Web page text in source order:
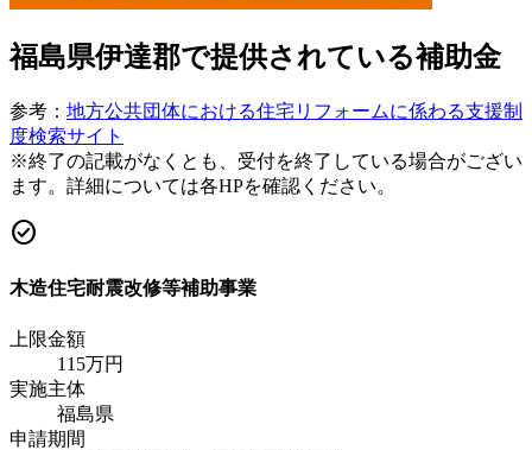
福島県伊達郡で提供されている補助金
参考： 地方公共団体における住宅リフォームに係わる支援制
度検索サイト
※終了の記載がなくとも、受付を終了している場合がござい
ます。詳細については各HPを確認ください。
check_circle
木造住宅耐震改修等補助事業
上限金額
115万円
実施主体
福島県
申請期間